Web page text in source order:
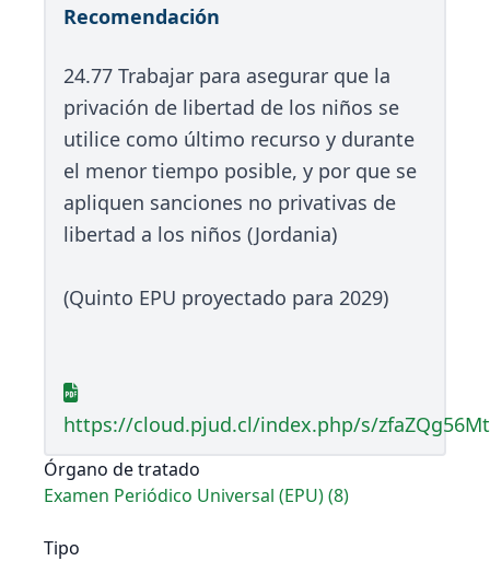
Recomendación
24.77 Trabajar para asegurar que la
privación de libertad de los niños se
utilice como último recurso y durante
el menor tiempo posible, y por que se
apliquen sanciones no privativas de
libertad a los niños (Jordania)
(Quinto EPU proyectado para 2029)
https://cloud.pjud.cl/index.php/s/
Órgano de tratado
Examen Periódico Universal (EPU) (8)
Tipo